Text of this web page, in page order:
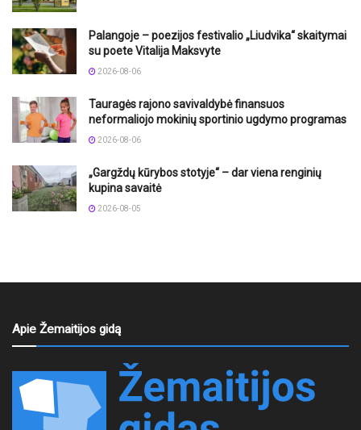
Palangoje – poezijos festivalio „Liudvika“ skaitymai
su poete Vitalija Maksvyte
2026-08-06
Tauragės rajono savivaldybė finansuos
neformaliojo mokinių sportinio ugdymo programas
2026-08-06
„Gargždų kūrybos stotyje“ – dar viena renginių
kupina savaitė
2026-08-05
Apie Žemaitijos gidą